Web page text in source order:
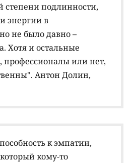
степени подлинности,
энергии в
не было давно –
Хотя и остальные
профессионалы или нет,
Антон Долин,
к эмпатии,
кому-то